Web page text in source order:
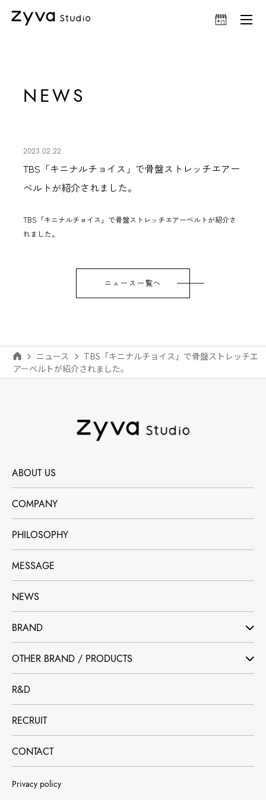
NEWS
2023.02.22
TBS「キニナルチョイス」で骨盤ストレッチエアー
ベルトが紹介されました。
TBS「キニナルチョイス」で骨盤ストレッチエアーベルトが紹介さ
れました。
ニュース一覧へ
ニュース
TBS「キニナルチョイス」で骨盤ストレッチエ
アーベルトが紹介されました。
ABOUT US
COMPANY
PHILOSOPHY
MESSAGE
NEWS
BRAND
OTHER BRAND / PRODUCTS
R&D
RECRUIT
CONTACT
Privacy policy